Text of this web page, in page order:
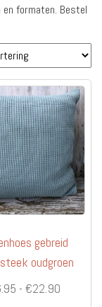
formaten. Bestel
gebreid
oudgroen
- €22.90